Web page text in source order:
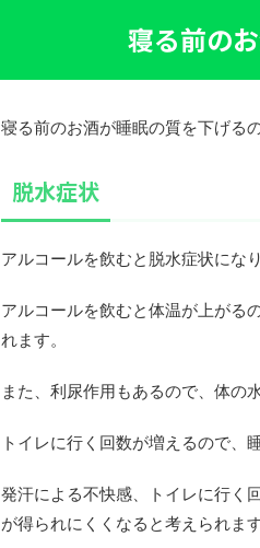
寝る前の
寝る前のお酒が睡眠の質を下げる
脱水症状
アルコールを飲むと脱水症状にな
アルコールを飲むと体温が上がる
れます。
また、利尿作用もあるので、体の
トイレに行く回数が増えるので、
発汗による不快感、トイレに行く
が得られにくくなると考えられます